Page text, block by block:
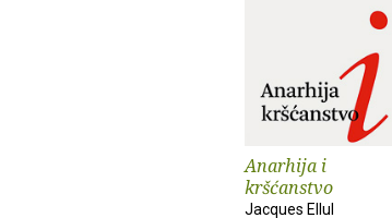
Anarhija i
kršćanstvo
Jacques Ellul